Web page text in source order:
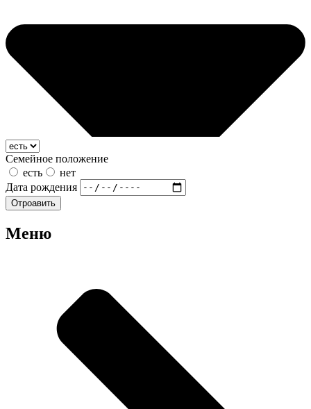
Семейное положение
есть
нет
Дата рождения
Отроавить
Меню